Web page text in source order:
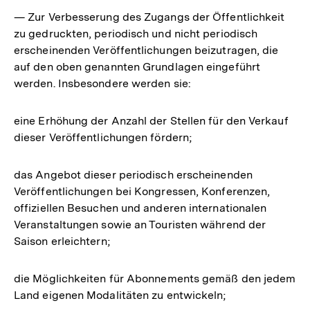
— Zur Verbesserung des Zugangs der Öffentlichkeit
zu gedruckten, periodisch und nicht periodisch
erscheinenden Veröffentlichungen beizutragen, die
auf den oben genannten Grundlagen eingeführt
werden. Insbesondere werden sie:
eine Erhöhung der Anzahl der Stellen für den Verkauf
dieser Veröffentlichungen fördern;
das Angebot dieser periodisch erscheinenden
Veröffentlichungen bei Kongressen, Konferenzen,
offiziellen Besuchen und anderen internationalen
Veranstaltungen sowie an Touristen während der
Saison erleichtern;
die Möglichkeiten für Abonnements gemäß den jedem
Land eigenen Modalitäten zu entwickeln;